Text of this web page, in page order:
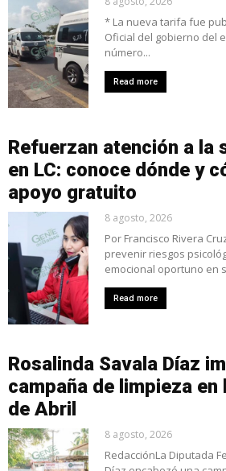
* La nueva tarifa fue
Oficial del gobierno del
número...
Read more
Refuerzan atención a la
en LC: conoce dónde y
apoyo gratuito
8 agosto, 2026
Por Francisco Rivera
prevenir riesgos
emocional oportuno en
Read more
Rosalinda Savala Díaz
campaña de limpieza en
de Abril
8 agosto, 2026
RedacciónLa Diputada